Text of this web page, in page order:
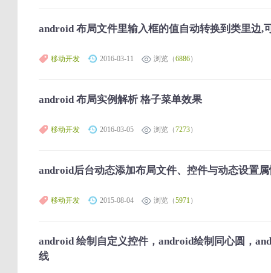
android 布局文件里输入框的值自动转换到类里边,
移动开发 2016-03-11 浏览（6886）
android 布局实例解析 格子菜单效果
移动开发 2016-03-05 浏览（7273）
android后台动态添加布局文件、控件与动态设置
移动开发 2015-08-04 浏览（5971）
android 绘制自定义控件，android绘制同心圆，
线